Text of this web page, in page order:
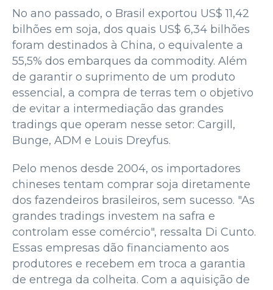
No ano passado, o Brasil exportou US$ 11,42
bilhões em soja, dos quais US$ 6,34 bilhões
foram destinados à China, o equivalente a
55,5% dos embarques da commodity. Além
de garantir o suprimento de um produto
essencial, a compra de terras tem o objetivo
de evitar a intermediação das grandes
tradings que operam nesse setor: Cargill,
Bunge, ADM e Louis Dreyfus.
Pelo menos desde 2004, os importadores
chineses tentam comprar soja diretamente
dos fazendeiros brasileiros, sem sucesso. "As
grandes tradings investem na safra e
controlam esse comércio", ressalta Di Cunto.
Essas empresas dão financiamento aos
produtores e recebem em troca a garantia
de entrega da colheita. Com a aquisição de